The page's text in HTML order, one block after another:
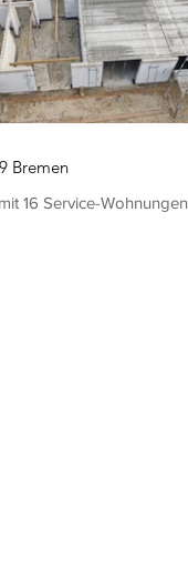
Bremen
16 Service-Wohnungen